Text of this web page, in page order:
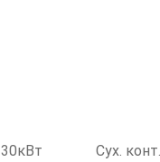
30кВт Сух.